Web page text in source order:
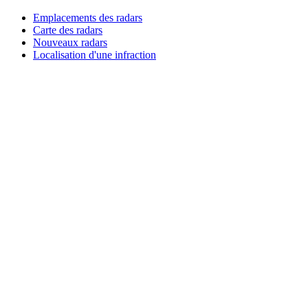
Emplacements des radars
Carte des radars
Nouveaux radars
Localisation d'une infraction